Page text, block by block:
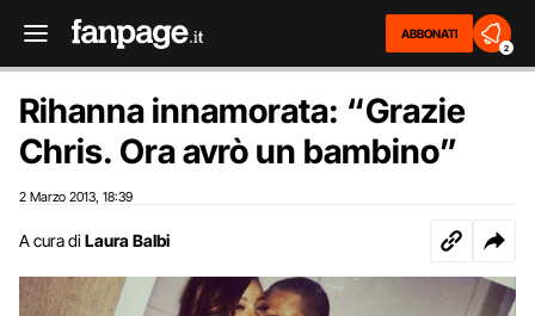
ABBONATI
2
Rihanna innamorata: “Grazie
Chris. Ora avrò un bambino”
2 Marzo 2013 18:39
A cura di Laura Balbi